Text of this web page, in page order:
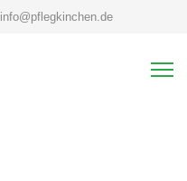
info@pflegkinchen.de